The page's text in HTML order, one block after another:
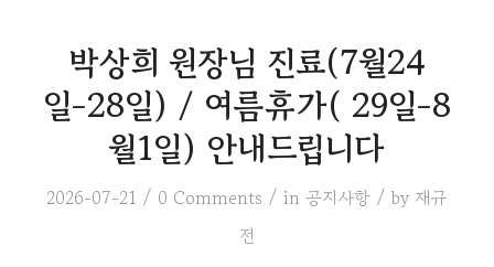
박상희 원장님 진료(7월24
일-28일) / 여름휴가( 29일-8
월1일) 안내드립니다
2026-07-21 / 0 Comments / in공지사항 / by 재규
전